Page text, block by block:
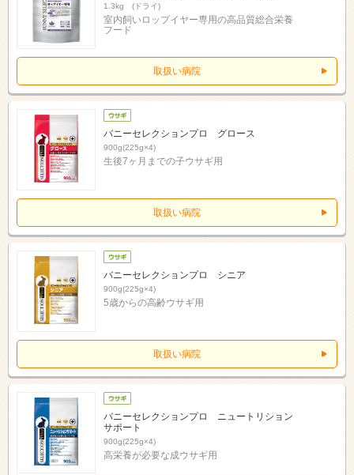
1.3kg (ドライ)
室内飼いロップイヤー専用の高品質総合栄養
フード
取扱い病院
バニーセレクションプロ グロース
900g(225g×4)
生後7ヶ月までの子ウサギ用
取扱い病院
バニーセレクションプロ シニア
900g(225g×4)
5歳からの高齢ウサギ用
取扱い病院
バニーセレクションプロ ニュートリション
サポート
900g(225g×4)
高栄養が必要な成ウサギ用